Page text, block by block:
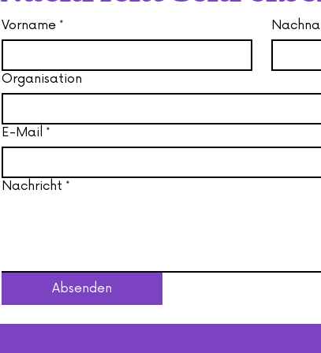
Vorname *
Organisation
E-Mail *
Nachricht *
Absenden